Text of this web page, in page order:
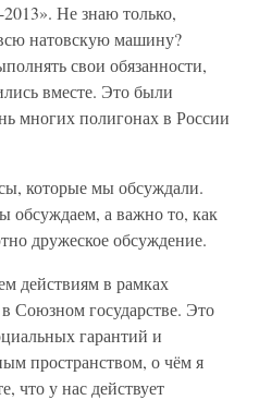
Не знаю только,
натовскую машину?
свои обязанности,
вместе. Это были
многих полигонах в России
которые мы обсуждали.
обсуждаем, а важно то, как
дружеское обсуждение.
действиям в рамках
Союзном государ­стве. Это
гарантий и
пространством, о чём я
что у нас действует